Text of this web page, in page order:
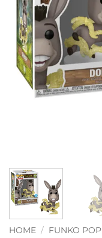
HOME / FUNKO POP